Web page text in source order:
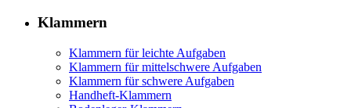
Klammern
Klammern für leichte Aufgaben
Klammern für mittelschwere Aufgaben
Klammern für schwere Aufgaben
Handheft-Klammern